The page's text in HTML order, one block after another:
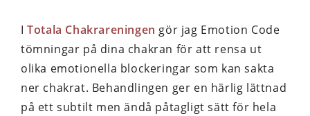
ITotala Chakrareningen gör jag Emotion Code
tömningar på dina chakran för att rensa ut
olika emotionella blockeringar som kan sakta
ner chakrat. Behandlingen ger en härlig lättnad
på ett subtilt men ändå påtagligt sätt för hela